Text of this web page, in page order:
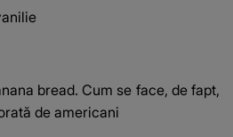
bread. Cum se face, de fapt,
de americani